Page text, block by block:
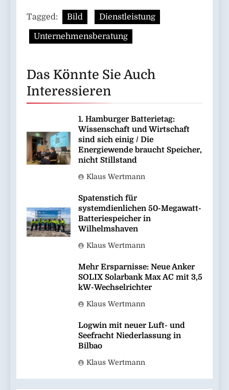
Tagged: Bild Dienstleistung
Unternehmensberatung
Das Könnte Sie Auch
Interessieren
1. Hamburger Batterietag:
Wissenschaft und Wirtschaft
sind sich einig / Die
Energiewende braucht Speicher,
nicht Stillstand
Klaus Wertmann
Spatenstich für
systemdienlichen 50-Megawatt-
Batteriespeicher in
Wilhelmshaven
Klaus Wertmann
Mehr Ersparnisse: Neue Anker
SOLIX Solarbank Max AC mit 3,5
kW-Wechselrichter
Klaus Wertmann
Logwin mit neuer Luft- und
Seefracht Niederlassung in
Bilbao
Klaus Wertmann